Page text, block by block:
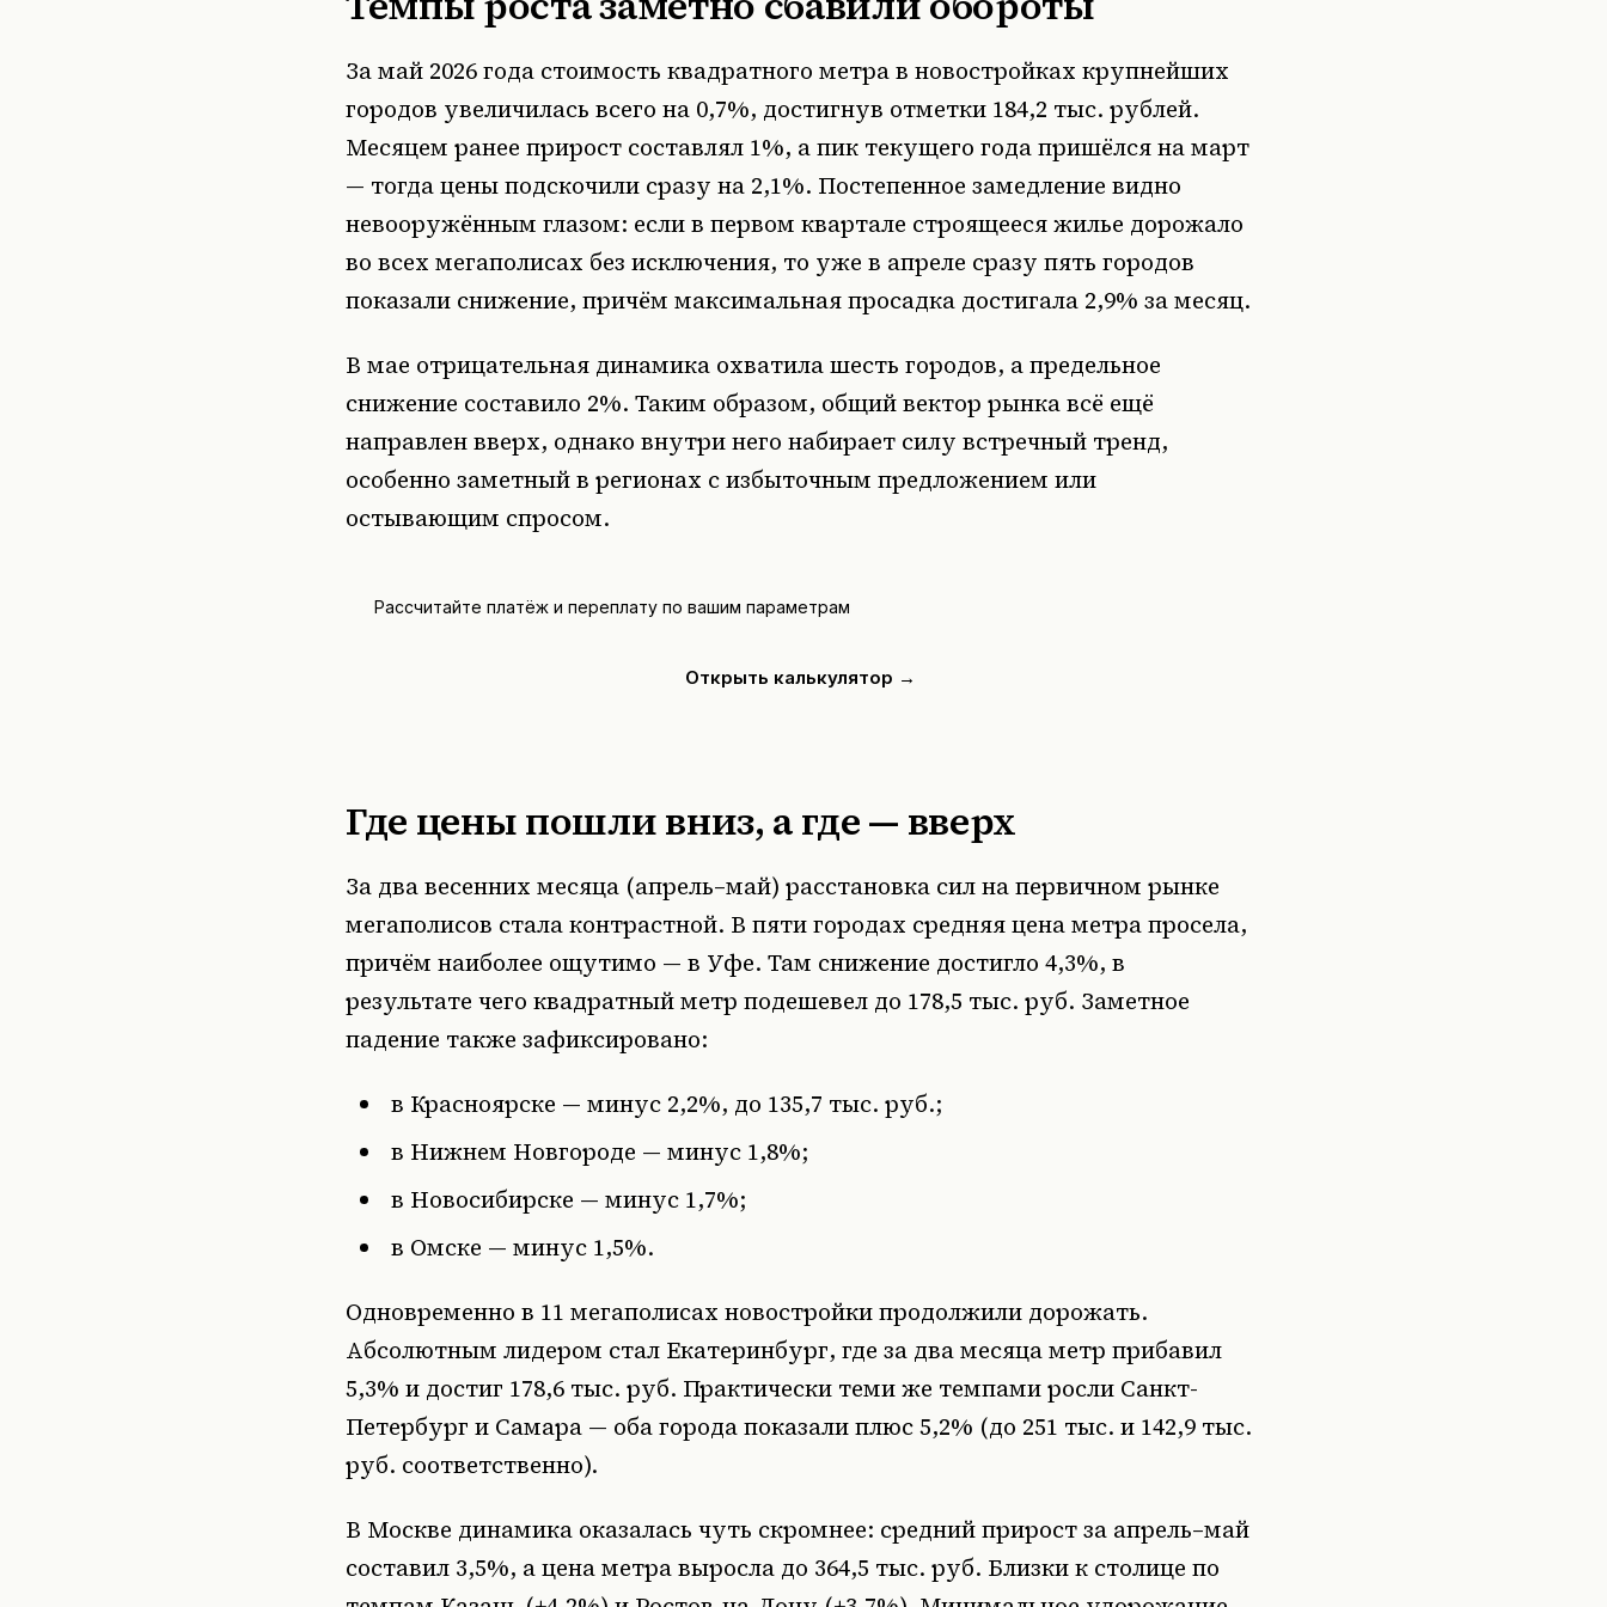
За май 2026 года стоимость квадратного метра в новостройках крупнейших
городов увеличилась всего на 0,7%, достигнув отметки 184,2 тыс. рублей.
Месяцем ранее прирост составлял 1%, а пик текущего года пришёлся на март
— тогда цены подскочили сразу на 2,1%. Постепенное замедление видно
невооружённым глазом: если в первом квартале строящееся жилье дорожало
во всех мегаполисах без исключения, то уже в апреле сразу пять городов
показали снижение, причём максимальная просадка достигала 2,9% за месяц.
В мае отрицательная динамика охватила шесть городов, а предельное
снижение составило 2%. Таким образом, общий вектор рынка всё ещё
направлен вверх, однако внутри него набирает силу встречный тренд,
особенно заметный в регионах с избыточным предложением или
остывающим спросом.
Рассчитайте платёж и переплату по вашим параметрам
Открыть калькулятор →
Где цены пошли вниз, а где — вверх
За два весенних месяца (апрель–май) расстановка сил на первичном рынке
мегаполисов стала контрастной. В пяти городах средняя цена метра просела,
причём наиболее ощутимо — в Уфе. Там снижение достигло 4,3%, в
результате чего квадратный метр подешевел до 178,5 тыс. руб. Заметное
падение также зафиксировано:
в Красноярске — минус 2,2%, до 135,7 тыс. руб.;
в Нижнем Новгороде — минус 1,8%;
в Новосибирске — минус 1,7%;
в Омске — минус 1,5%.
Одновременно в 11 мегаполисах новостройки продолжили дорожать.
Абсолютным лидером стал Екатеринбург, где за два месяца метр прибавил
5,3% и достиг 178,6 тыс. руб. Практически теми же темпами росли Санкт-
Петербург и Самара — оба города показали плюс 5,2% (до 251 тыс. и 142,9 тыс.
руб. соответственно).
В Москве динамика оказалась чуть скромнее: средний прирост за апрель–май
составил 3,5%, а цена метра выросла до 364,5 тыс. руб. Близки к столице по